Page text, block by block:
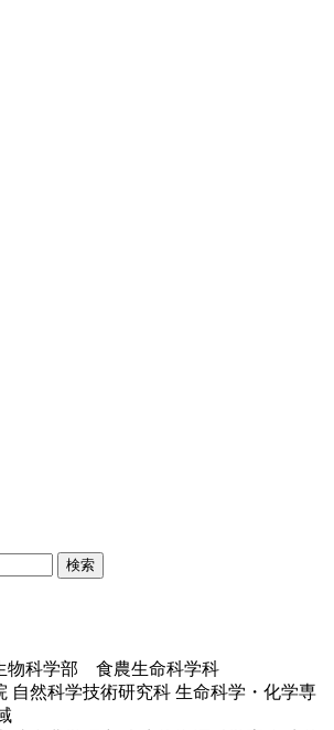
科学部 食農生命科学科
自然科学技術研究科 生命科学・化学専